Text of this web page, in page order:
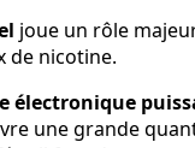
joue un rôle
de nicotine.
électronique
une grande